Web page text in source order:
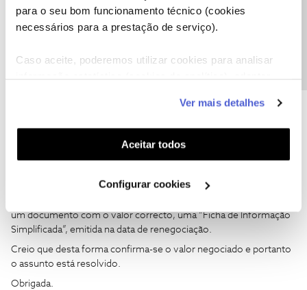
para o seu bom funcionamento técnico (cookies
necessários para a prestação de serviço).
Caso aceite, poderemos utilizar cookies para analisar
funcionalidades (cookies de personalização e
funcionalidade) e adaptar anúncios aos seus interesses
(cookies de publicidade personalizada). Pode gerir a
utilização dos cookies clicando em "Configurar
Ver mais detalhes
Aceitar todos
Configurar cookies
Ok, mensagem enviada.
um documento com o valor correcto, uma “Ficha de Informação
Simplificada”, emitida na data de renegociação.
Creio que desta forma confirma-se o valor negociado e portanto
o assunto está resolvido.
Obrigada.